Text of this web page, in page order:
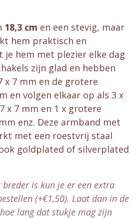
18,3 cm en een stevig, maar
hem praktisch en
hem met plezier elke dag
zijn glad en hebben
x 7 mm en de grotere
en volgen elkaar op als 3 x
x 7 mm en 1 x grotere
enz. Deze armband met
met een roestvrij staal
goldplated of silverplated
is kun je er een extra
(+€1,50). Laat dan in de
lang dat stukje mag zijn